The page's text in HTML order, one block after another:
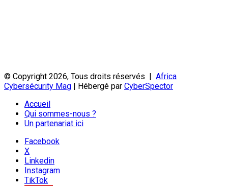
© Copyright 2026, Tous droits réservés | Africa
Cybersécurity Mag | Hébergé par CyberSpector
Accueil
Qui sommes-nous ?
Un partenariat ici
Facebook
X
Linkedin
Instagram
TikTok